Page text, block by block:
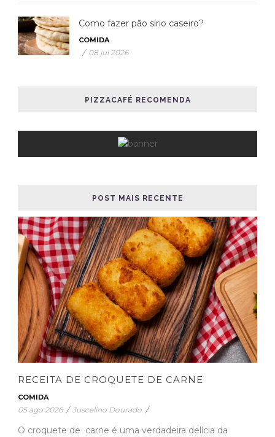
Como fazer pão sírio caseiro?
COMIDA
/ 08 jul 2026
PIZZACAFÉ RECOMENDA
POST MAIS RECENTE
RECEITA DE CROQUETE DE CARNE
COMIDA
05 ago 2026 / Juscelino Dourado /
O croquete de carne é uma verdadeira delícia da